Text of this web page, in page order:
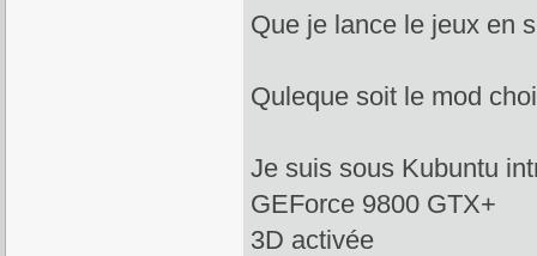
Que je lance le jeux en
Quleque soit le mod
Je suis sous Kubuntu
GEForce 9800 GTX+
3D activée